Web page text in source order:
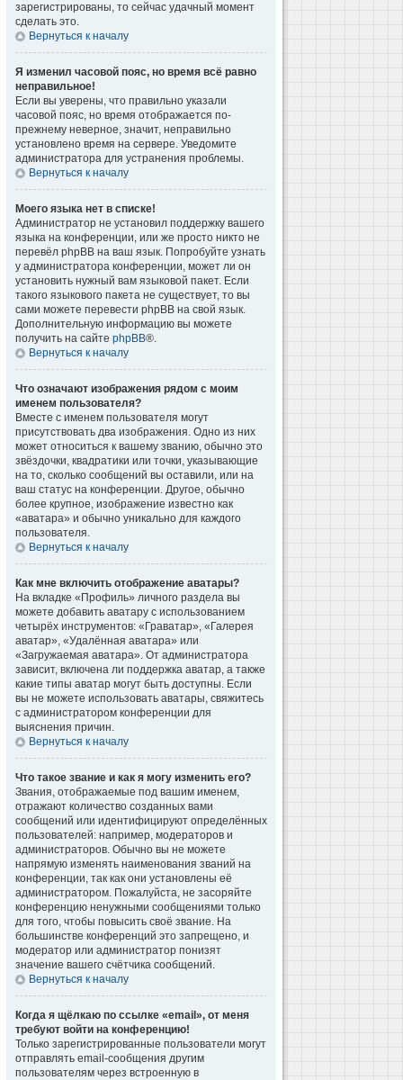
зарегистрированы, то сейчас удачный момент
сделать это.
Вернуться к началу
Я изменил часовой пояс, но время всё равно
неправильное!
Если вы уверены, что правильно указали
часовой пояс, но время отображается по-
прежнему неверное, значит, неправильно
установлено время на сервере. Уведомите
администратора для устранения проблемы.
Вернуться к началу
Моего языка нет в списке!
Администратор не установил поддержку вашего
языка на конференции, или же просто никто не
перевёл phpBB на ваш язык. Попробуйте узнать
у администратора конференции, может ли он
установить нужный вам языковой пакет. Если
такого языкового пакета не существует, то вы
сами можете перевести phpBB на свой язык.
Дополнительную информацию вы можете
получить на сайте phpBB®.
Вернуться к началу
Что означают изображения рядом с моим
именем пользователя?
Вместе с именем пользователя могут
присутствовать два изображения. Одно из них
может относиться к вашему званию, обычно это
звёздочки, квадратики или точки, указывающие
на то, сколько сообщений вы оставили, или на
ваш статус на конференции. Другое, обычно
более крупное, изображение известно как
«аватара» и обычно уникально для каждого
пользователя.
Вернуться к началу
Как мне включить отображение аватары?
На вкладке «Профиль» личного раздела вы
можете добавить аватару с использованием
четырёх инструментов: «Граватар», «Галерея
аватар», «Удалённая аватара» или
«Загружаемая аватара». От администратора
зависит, включена ли поддержка аватар, а также
какие типы аватар могут быть доступны. Если
вы не можете использовать аватары, свяжитесь
с администратором конференции для
выяснения причин.
Вернуться к началу
Что такое звание и как я могу изменить его?
Звания, отображаемые под вашим именем,
отражают количество созданных вами
сообщений или идентифицируют определённых
пользователей: например, модераторов и
администраторов. Обычно вы не можете
напрямую изменять наименования званий на
конференции, так как они установлены её
администратором. Пожалуйста, не засоряйте
конференцию ненужными сообщениями только
для того, чтобы повысить своё звание. На
большинстве конференций это запрещено, и
модератор или администратор понизят
значение вашего счётчика сообщений.
Вернуться к началу
Когда я щёлкаю по ссылке «email», от меня
требуют войти на конференцию!
Только зарегистрированные пользователи могут
отправлять email-сообщения другим
пользователям через встроенную в